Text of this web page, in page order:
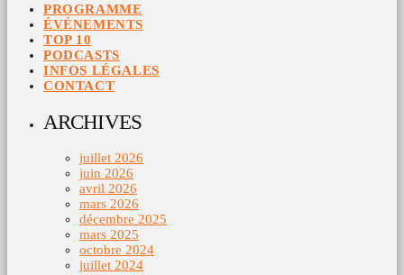
PROGRAMME
ÉVÉNEMENTS
TOP 10
PODCASTS
INFOS LÉGALES
CONTACT
ARCHIVES
juillet 2026
juin 2026
avril 2026
mars 2026
décembre 2025
mars 2025
octobre 2024
juillet 2024